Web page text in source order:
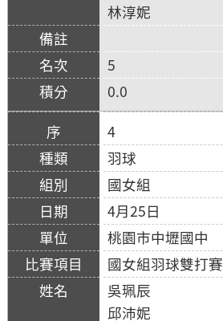
林淳妮
5
0.0
4
羽球
國女組
4月25日
桃園市中壢國中
國女組羽球雙打賽
吳珮辰
邱沛妮